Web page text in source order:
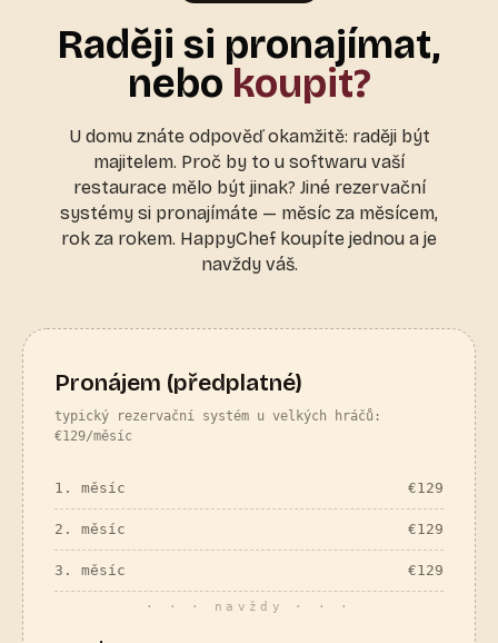
Raději si pronajímat,
nebo koupit?
U domu znáte odpověď okamžitě: raději být
majitelem. Proč by to u softwaru vaší
restaurace mělo být jinak? Jiné rezervační
systémy si pronajímáte — měsíc za měsícem,
rok za rokem. HappyChef koupíte jednou a je
navždy váš.
Pronájem (předplatné)
typický rezervační systém u velkých hráčů:
€129/měsíc
1. měsíc €129
2. měsíc €129
3. měsíc €129
· · · navždy · · ·